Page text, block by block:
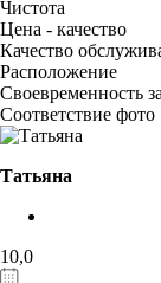
Чистота
Цена - качество
Качество
Расположение
Своевременность
Соответствие фото
Татьяна
10,0